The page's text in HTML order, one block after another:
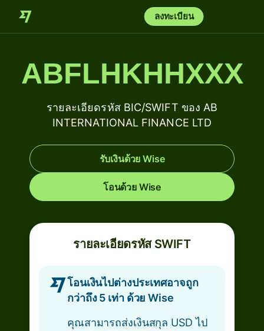
ลงทะเบียน
ABFLHKHHXXX
รายละเอียดรหัส BIC/SWIFT ของ AB
INTERNATIONAL FINANCE LTD
รับเงินด้วย Wise
โอนด้วย Wise
รายละเอียดรหัส SWIFT
โอนเงินไปต่างประเทศอาจถูก
กว่าถึง 5 เท่า ด้วย Wise
คุณสามารถส่งเงินสกุล USD ไป